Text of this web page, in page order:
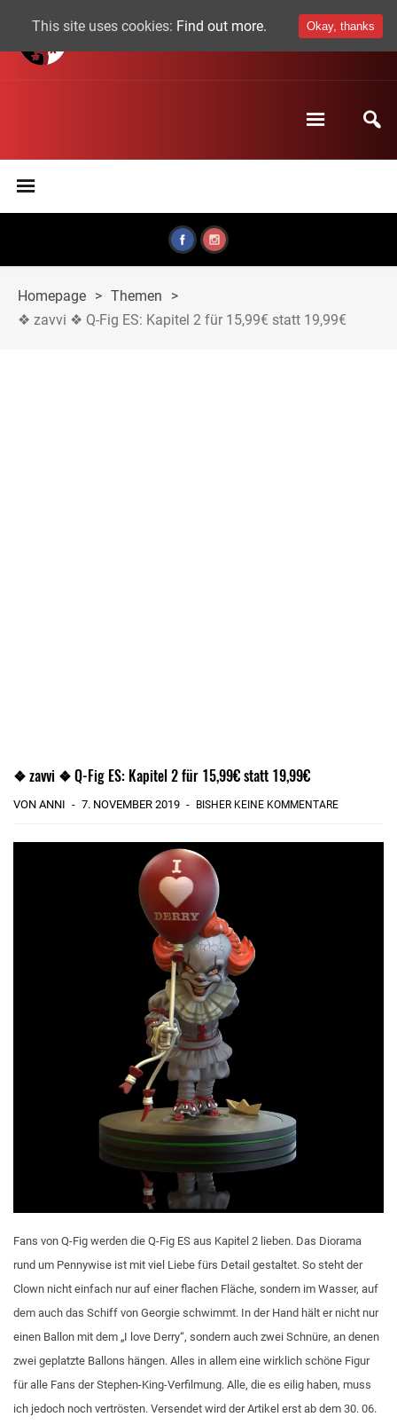
Homepage > Themen
>
❖ zavvi ❖ Q-Fig ES: Kapitel 2 für 15,99€ statt 19,99€
❖ zavvi ❖ Q-Fig ES: Kapitel 2 für 15,99€ statt 19,99€
VON ANNI 7. NOVEMBER 2019 BISHER KEINE KOMMENTARE
Fans von Q-Fig werden die Q-Fig ES aus Kapitel 2 lieben. Das Diorama
rund um Pennywise ist mit viel Liebe fürs Detail gestaltet. So steht der
Clown nicht einfach nur auf einer flachen Fläche, sondern im Wasser, auf
dem auch das Schiff von Georgie schwimmt. In der Hand hält er nicht nur
einen Ballon mit dem „I love Derry“, sondern auch zwei Schnüre, an denen
zwei geplatzte Ballons hängen. Alles in allem eine wirklich schöne Figur
für alle Fans der Stephen-King-Verfilmung. Alle, die es eilig haben, muss
ich jedoch noch vertrösten. Versendet wird der Artikel erst ab dem 30. 06.
This site uses cookies: Find out more. Okay, thanks